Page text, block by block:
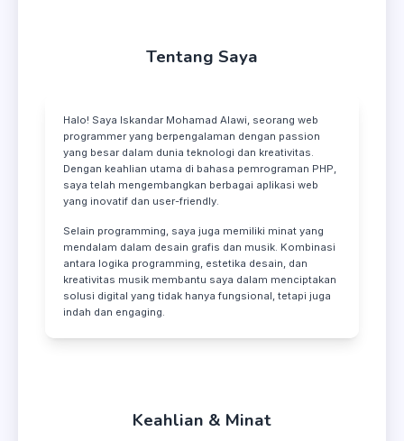
Tentang Saya
Halo! Saya Iskandar Mohamad Alawi, seorang web
programmer yang berpengalaman dengan passion
yang besar dalam dunia teknologi dan kreativitas.
Dengan keahlian utama di bahasa pemrograman PHP,
saya telah mengembangkan berbagai aplikasi web
yang inovatif dan user-friendly.
Selain programming, saya juga memiliki minat yang
mendalam dalam desain grafis dan musik. Kombinasi
antara logika programming, estetika desain, dan
kreativitas musik membantu saya dalam menciptakan
solusi digital yang tidak hanya fungsional, tetapi juga
indah dan engaging.
Keahlian & Minat